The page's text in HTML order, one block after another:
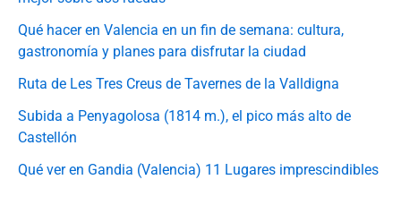
Qué hacer en Valencia en un fin de semana: cultura,
gastronomía y planes para disfrutar la ciudad
Ruta de Les Tres Creus de Tavernes de la Valldigna
Subida a Penyagolosa (1814 m.), el pico más alto de
Castellón
Qué ver en Gandia (Valencia) 11 Lugares imprescindibles